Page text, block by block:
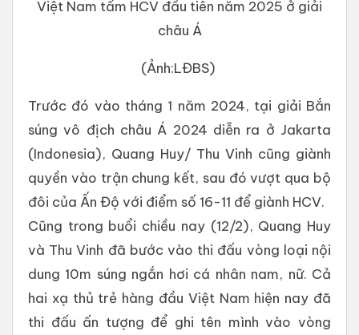
Việt Nam tấm HCV đầu tiên năm 2025 ở giải
châu Á
(Ảnh:LĐBS)
Trước đó vào tháng 1 năm 2024, tại giải Bắn
súng vô địch châu Á 2024 diễn ra ở Jakarta
(Indonesia), Quang Huy/ Thu Vinh cũng giành
quyền vào trận chung kết, sau đó vượt qua bộ
đôi của Ấn Độ với điểm số 16-11 để giành HCV.
Cũng trong buổi chiều nay (12/2), Quang Huy
và Thu Vinh đã bước vào thi đấu vòng loại nội
dung 10m súng ngắn hơi cá nhân nam, nữ. Cả
hai xạ thủ trẻ hàng đầu Việt Nam hiện nay đã
thi đấu ấn tượng để ghi tên mình vào vòng